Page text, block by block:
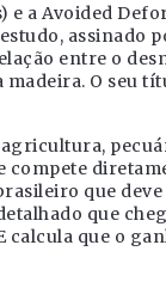
e a Avoided
assinado
entre o
O seu
compete
que
que
que o